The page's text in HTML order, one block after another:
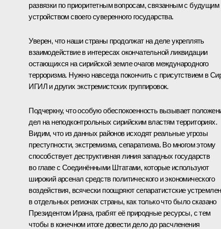
развязки по приоритетным вопросам, связанным с будущим
устройством своего суверенного государства.
Уверен, что наши страны продолжат на деле укреплять
взаимодействие в интересах окончательной ликвидации
остающихся на сирийской земле очагов международного
терроризма. Нужно навсегда покончить с присутствием в
ИГИЛ и других экстремистских группировок.
Подчеркну, что особую обеспокоенность вызывает
дел на неподконтрольных сирийским властям территориях.
Видим, что из данных районов исходят реальные угрозы
преступности, экстремизма, сепаратизма. Во многом этому
способствует деструктивная линия западных государств
во главе с Соединёнными Штатами, которые используют
широкий арсенал средств политического и экономического
воздействия, всячески поощряют сепаратистские
в отдельных регионах страны, как только что было сказано
Президентом Ирана, грабят её природные ресурсы, с тем
чтобы в конечном итоге довести дело до расчленения